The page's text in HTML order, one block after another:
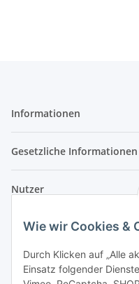
Wie wir Cookies &
Durch Klicken auf „Alle
Einsatz folgender
Informationen
Gesetzliche Informationen
Nutzer